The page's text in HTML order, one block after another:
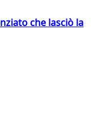
che lasciò la